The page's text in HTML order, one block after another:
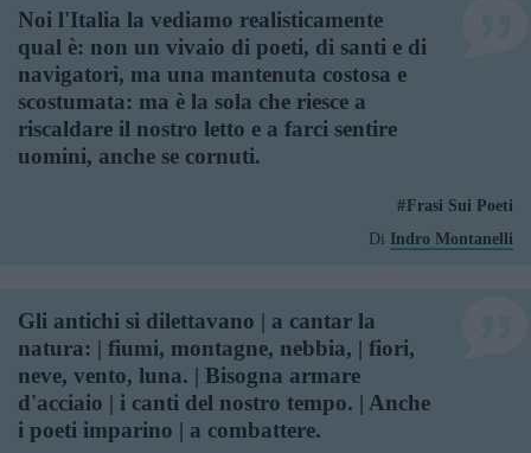
Noi l'Italia la vediamo realisticamente
qual è: non un vivaio di poeti, di santi e di
navigatori, ma una mantenuta costosa e
scostumata: ma è la sola che riesce a
riscaldare il nostro letto e a farci sentire
uomini, anche se cornuti.
Frasi Sui Poeti
Di Indro Montanelli
Gli antichi si dilettavano | a cantar la
natura: | fiumi, montagne, nebbia, | fiori,
neve, vento, luna. | Bisogna armare
d'acciaio | i canti del nostro tempo. | Anche
i poeti imparino | a combattere.